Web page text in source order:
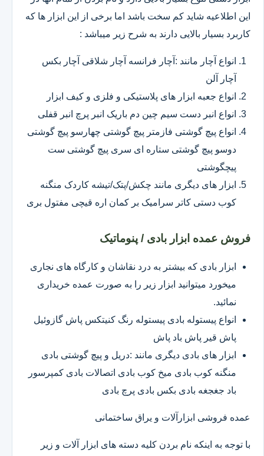
این اطلاعیه شاید کم سخت باشد اما برخی از این ابزار ها که
کاربرد بسیار بالایی دارند به شرح زیر میباشد :
انواع آچار مانند :آچار فرانسه آچار شلاقی آچار بکس
آچار آلن
انواع جعبه ابزار های پلاستیکی و فلزی و کیف ابزار
انواع انبر دست سیم چین دم باریک انبر پرچ انبر قفلی
انواع پیچ گوشتی فازمتر پیچ گوشتی چهارسو پیچ گوشتی
دوسو پیچ گوشتی ستاره ای سری پیچ گوشتی ست
پیچگوشتی
ابزار های دیگری مانند چکش/پتک/تیشه کاردک منگنه
کوب دستی کاتر سرامیک بر کمان اره قیچی مفتول بری
فروش عمده ابزار بادی / پنوماتیک
ابزار بادی که بیشتر به درد نقاشان و کارگاه های نجاری
میخورد میتوانید ابزار زیر را به صورت عمده خریداری
نمائید.
انواع پیستوله بادی پیستوله رنگ کنیتکس پاش گازوئیل
پاش قیر پاش باد پاش
ابزار های بادی دیگری مانند :دریل و پیچ گوشتی بادی
منگنه کوب بادی میخ کوب بادی اتصالات بادی کمپرسور
باد جغجغه بادی بکس بادی پرچ بادی
عمده فروشی ابزارآلات و یراق ساختمانی
با توجه به اینکه نام بردن کلیه دسته های ابزار آلات و زیر